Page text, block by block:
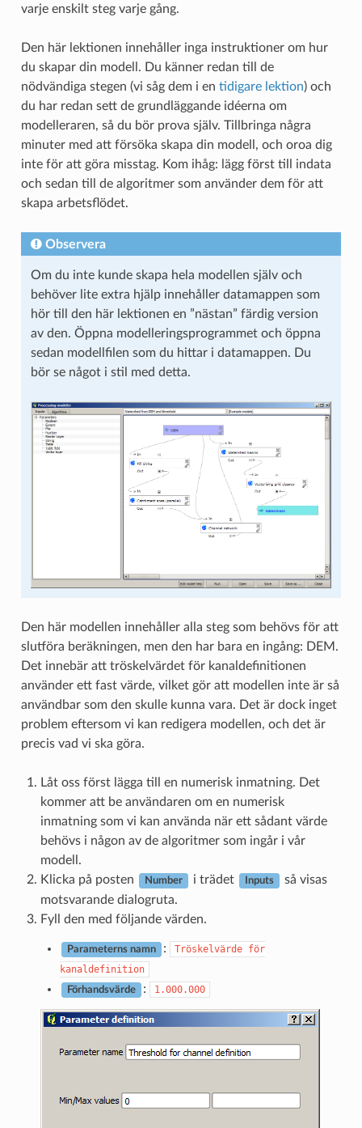
varje enskilt steg varje gång.
Den här lektionen innehåller inga instruktioner om hur
du skapar din modell. Du känner redan till de
nödvändiga stegen (vi såg dem i en tidigare lektion) och
du har redan sett de grundläggande idéerna om
modelleraren, så du bör prova själv. Tillbringa några
minuter med att försöka skapa din modell, och oroa dig
inte för att göra misstag. Kom ihåg: lägg först till indata
och sedan till de algoritmer som använder dem för att
skapa arbetsflödet.
Observera
Om du inte kunde skapa hela modellen själv och
behöver lite extra hjälp innehåller datamappen som
hör till den här lektionen en ”nästan” färdig version
av den. Öppna modelleringsprogrammet och öppna
sedan modellfilen som du hittar i datamappen. Du
bör se något i stil med detta.
Den här modellen innehåller alla steg som behövs för att
slutföra beräkningen, men den har bara en ingång: DEM.
Det innebär att tröskelvärdet för kanaldefinitionen
använder ett fast värde, vilket gör att modellen inte är så
användbar som den skulle kunna vara. Det är dock inget
problem eftersom vi kan redigera modellen, och det är
precis vad vi ska göra.
Låt oss först lägga till en numerisk inmatning. Det
kommer att be användaren om en numerisk
inmatning som vi kan använda när ett sådant värde
behövs i någon av de algoritmer som ingår i vår
modell.
Klicka på posten
Number i trädet Inputs
så visas
motsvarande dialogruta.
Fyll den med följande värden.
Parameterns namn : Tröskelvärde för
kanaldefinition
Förhandsvärde : 1.000.000